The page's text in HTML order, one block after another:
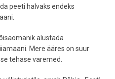
peeti halvaks endeks
alustada
Mere ääres on suur
tehase varemed.